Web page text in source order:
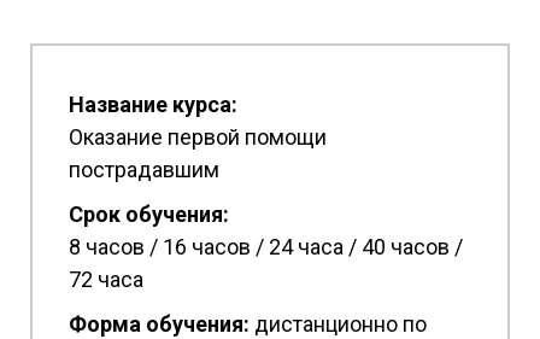
Название курса:
Оказание первой помощи
пострадавшим
Срок обучения:
8 часов / 16 часов / 24 часа / 40 часов /
72 часа
Форма обучения: дистанционно по